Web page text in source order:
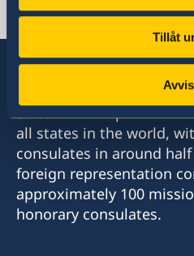
Tillåt
Zambia, Lusaka
Sweden has diplomatic
all states in the world,
consulates in around
foreign representation
approximately 100
honorary consulates.